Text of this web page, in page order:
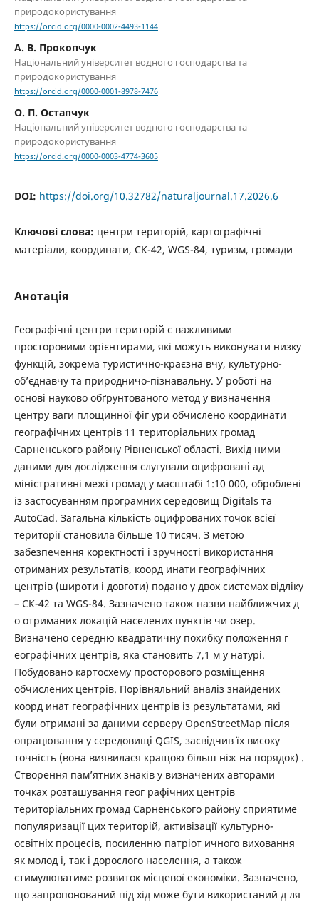
природокористування
https://orcid.org/0000-0002-4493-1144
А. В. Прокопчук
Національний університет водного господарства та
природокористування
https://orcid.org/0000-0001-8978-7476
О. П. Остапчук
Національний університет водного господарства та
природокористування
https://orcid.org/0000-0003-4774-3605
DOI: https://doi.org/10.32782/naturaljournal.17.2026.6
Ключові слова: центри територій, картографічні
матеріали, координати, СК-42, WGS-84, туризм, громади
Анотація
Географічні центри територій є важливими
просторовими орієнтирами, які можуть виконувати низку
функцій, зокрема туристично-краєзна вчу, культурно-
об’єднавчу та природничо-пізнавальну. У роботі на
основі науково обґрунтованого метод у визначення
центру ваги площинної фіг ури обчислено координати
географічних центрів 11 територіальних громад
Сарненського району Рівненської області. Вихід ними
даними для дослідження слугували оцифровані ад
міністративні межі громад у масштабі 1:10 000, оброблені
із застосуванням програмних середовищ Digitals та
AutoCad. Загальна кількість оцифрованих точок всієї
території становила більше 10 тисяч. З метою
забезпечення коректності і зручності використання
отриманих результатів, коорд инати географічних
центрів (широти і довготи) подано у двох системах відліку
– СК-42 та WGS-84. Зазначено також назви найближчих д
о отриманих локацій населених пунктів чи озер.
Визначено середню квадратичну похибку положення г
еографічних центрів, яка становить 7,1 м у натурі.
Побудовано картосхему просторового розміщення
обчислених центрів. Порівняльний аналіз знайдених
коорд инат географічних центрів із результатами, які
були отримані за даними серверу OpenStreetMap після
опрацювання у середовищі QGIS, засвідчив їх високу
точність (вона виявилася кращою більш ніж на порядок) .
Створення пам’ятних знаків у визначених авторами
точках розташування геог рафічних центрів
територіальних громад Сарненського району сприятиме
популяризації цих територій, активізації культурно-
освітніх процесів, посиленню патріот ичного виховання
як молод і, так і дорослого населення, а також
стимулюватиме розвиток місцевої економіки. Зазначено,
що запропонований під хід може бути використаний д ля